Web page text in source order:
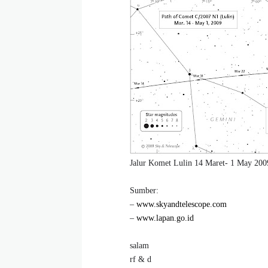
Jalur Komet Lulin 14 Maret- 1 May
Sumber:
– www.skyandtelescope.com
– www.lapan.go.id
salam
rf & d